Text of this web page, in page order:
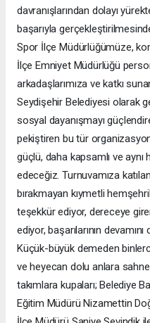
davranışlarından dolayı
başarıyla
Spor İlçe Müdürlüğümüze,
İlçe Emniyet Müdürlüğü
arkadaşlarımıza ve katkı
Seydişehir Belediyesi olarak
sosyal dayanışmayı
pekiştiren bu tür
güçlü, daha kapsamlı ve
edeceğiz. Turnuvamıza
bırakmayan kıymetli
teşekkür ediyor, dereceye
ediyor, başarılarının
Küçük-büyük demeden
ve heyecan dolu anlara
takımlara kupaları; Belediye
Eğitim Müdürü Nizamettin